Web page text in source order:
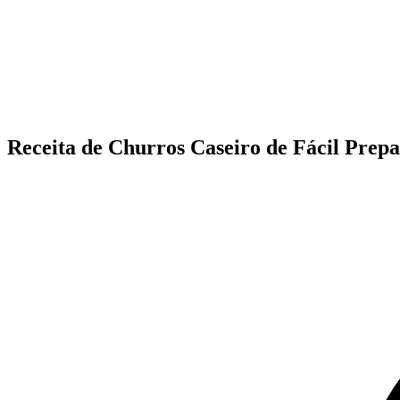
Receita de Churros Caseiro de Fácil